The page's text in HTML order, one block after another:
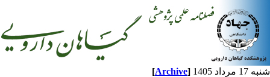
1405
[Archive]